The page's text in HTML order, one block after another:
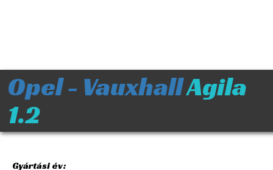
Opel - VauxhallAgila
1.2
Gyártási év: